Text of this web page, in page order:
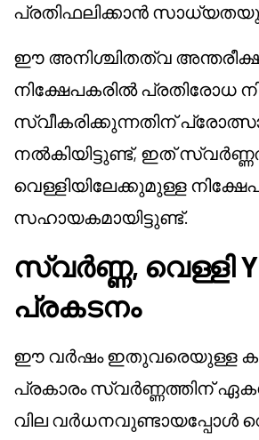
പ്രതിഫലിക്കാൻ
ഈ അനിശ്ചിതത്വ
നിക്ഷേപകരിൽ പ്രതിരോധ
സ്വീകരിക്കുന്നതിന്
നൽകിയിട്ടുണ്ട്, ഇത്
വെള്ളിയിലേക്കുമുള്ള
സഹായകമായിട്ടുണ്ട്.
സ്വർണ്ണ, വെള്ളി
പ്രകടനം
ഈ വർഷം ഇതുവരെയുള്ള
പ്രകാരം സ്വർണ്ണത്തിന്
വില വർധനവുണ്ടായപ്പോൾ